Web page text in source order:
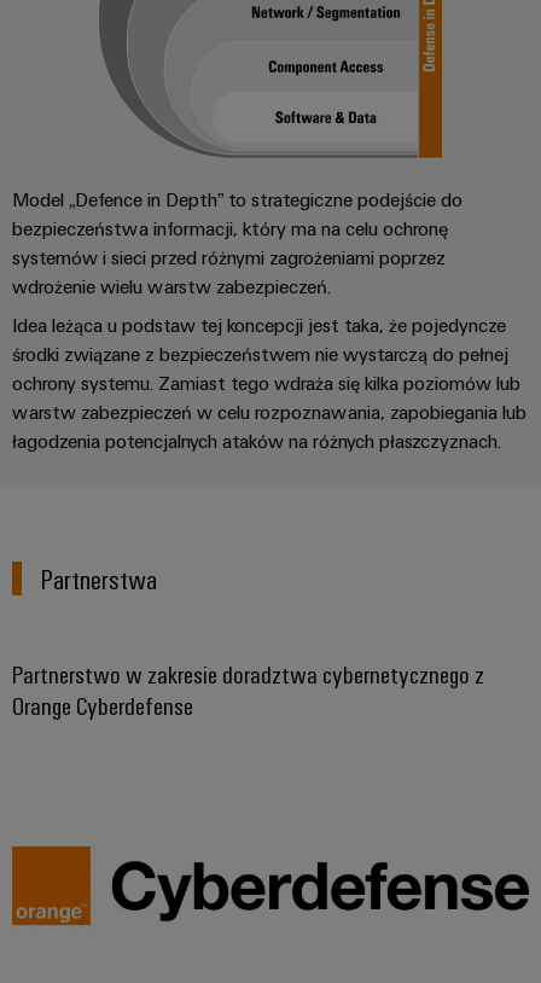
Model „Defence in Depth” to strategiczne podejście do
bezpieczeństwa informacji, który ma na celu ochronę
systemów i sieci przed różnymi zagrożeniami poprzez
wdrożenie wielu warstw zabezpieczeń.
Idea leżąca u podstaw tej koncepcji jest taka, że pojedyncze
środki związane z bezpieczeństwem nie wystarczą do pełnej
ochrony systemu. Zamiast tego wdraża się kilka poziomów lub
warstw zabezpieczeń w celu rozpoznawania, zapobiegania lub
łagodzenia potencjalnych ataków na różnych płaszczyznach.
Partnerstwa
Partnerstwo w zakresie doradztwa cybernetycznego z
Orange Cyberdefense